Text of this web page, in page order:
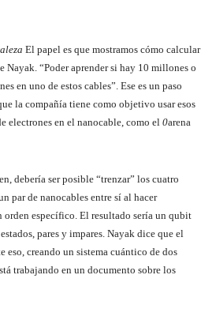
El papel es que mostramos cómo calcular
Nayak. “Poder aprender si hay 10 millones o
en uno de estos cables”. Ese es un paso
la compañía tiene como objetivo usar esos
electrones en el nanocable, como el 0arena
debería ser posible “trenzar” los cuatro
par de nanocables entre sí al hacer
orden específico. El resultado sería un qubit
pares y impares. Nayak dice que el
eso, creando un sistema cuántico de dos
trabajando en un documento sobre los